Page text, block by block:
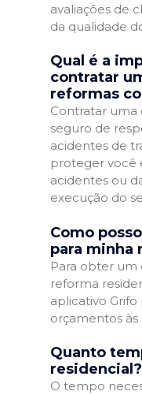
avaliações de
da qualidade
Qual é a
contratar
reformas
Contratar
seguro de
acidentes de
proteger você
acidentes ou
execução do
Como
para minha
Para obter um
reforma
aplicativo
orçamentos às
Quanto
residencial?
O tempo